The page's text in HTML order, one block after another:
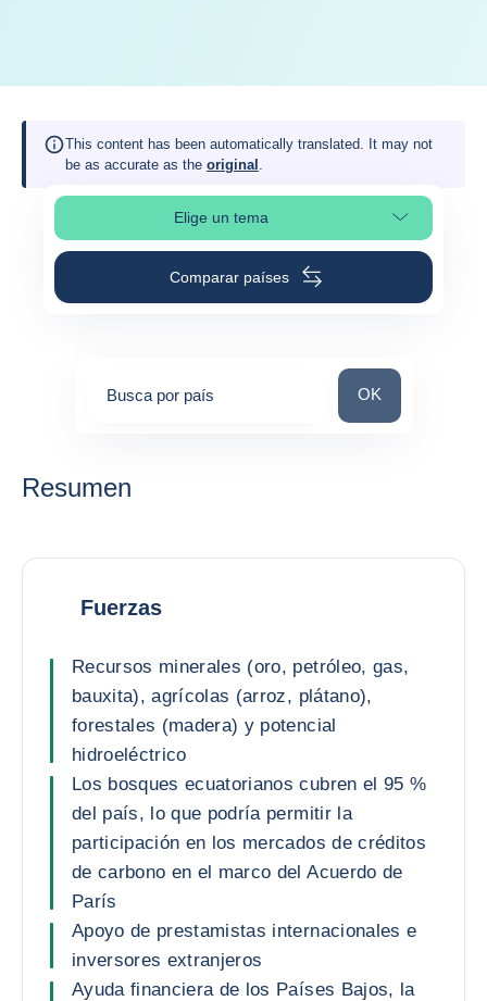
This content has been automatically translated. It may not
be as accurate as the original .
Elige un temaSelleciona la sección de la página
Comparar países
Busca por país Busca por país
OK
Resumen
Fuerzas
Recursos minerales (oro, petróleo, gas,
bauxita), agrícolas (arroz, plátano),
forestales (madera) y potencial
hidroeléctrico
Los bosques ecuatorianos cubren el 95 %
del país, lo que podría permitir la
participación en los mercados de créditos
de carbono en el marco del Acuerdo de
París
Apoyo de prestamistas internacionales e
inversores extranjeros
Ayuda financiera de los Países Bajos, la